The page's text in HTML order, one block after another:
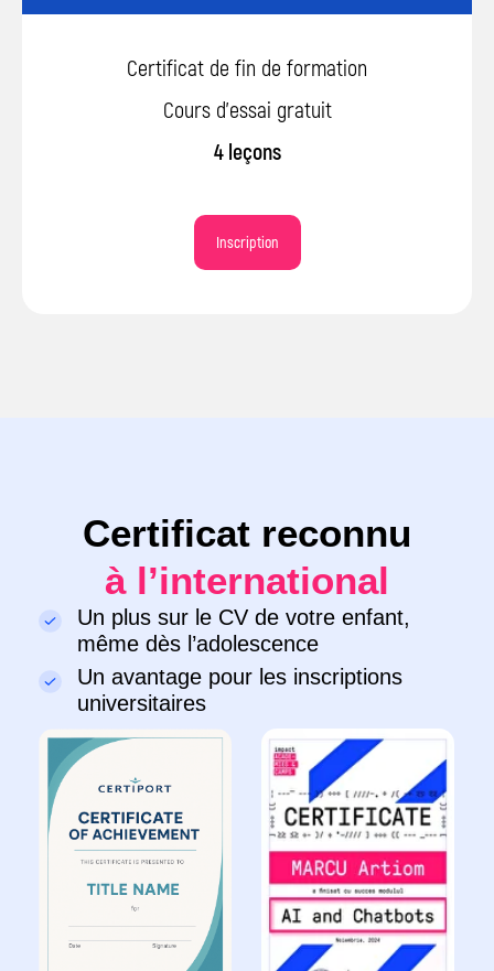
Certificat de fin de formation
Cours d’essai gratuit
4 leçons
Inscription
S’inscrire
En envoyant la demande, vous
consentez au traitement devos données
personnelles.
jeux, des sites et découvrir
l’intelligence artificielle
Travailler avec le graphisme et le
© 2026 Impact. Tous droits réservés.
Terms et conditions